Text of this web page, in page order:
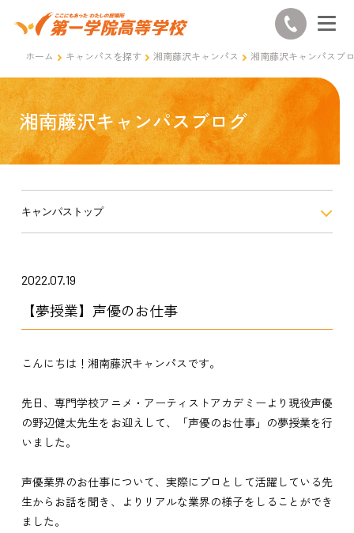
ホーム キャンパスを探す 湘南藤沢キャンパス 湘南藤沢キャンパスブ
湘南藤沢キャンパスブログ
キャンパストップ
2022.07.19
【夢授業】声優のお仕事
こんにちは！湘南藤沢キャンパスです。
先日、専門学校アニメ・アーティストアカデミーより現役声優
の野辺健太先生をお迎えして、「声優のお仕事」の夢授業を行
いました。
声優業界のお仕事について、実際にプロとして活躍している先
生からお話を聞き、よりリアルな業界の様子をしることができ
ました。